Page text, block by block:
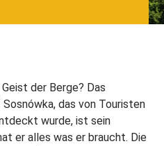
der Berge? Das
das von Touristen
wurde, ist sein
er alles was er braucht. Die